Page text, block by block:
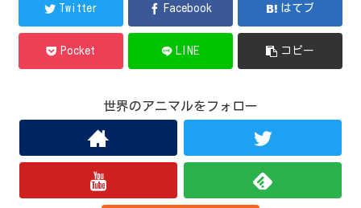
Twitter Facebook はてブ
Pocket LINE コピー
世界のアニマルをフォロー